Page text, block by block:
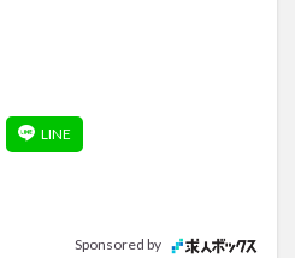
Sponsored by